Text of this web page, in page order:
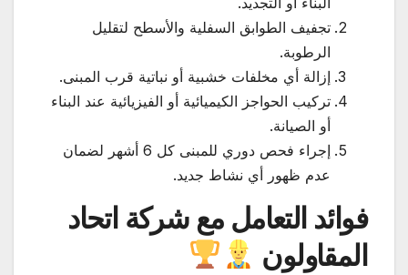
تجفيف الطوابق السفلية والأسطح لتقليل
الرطوبة.
إزالة أي مخلفات خشبية أو نباتية قرب المبنى.
تركيب الحواجز الكيميائية أو الفيزيائية عند البناء
أو الصيانة.
إجراء فحص دوري للمبنى كل 6 أشهر لضمان
عدم ظهور أي نشاط جديد.
فوائد التعامل مع شركة اتحاد
المقاولون